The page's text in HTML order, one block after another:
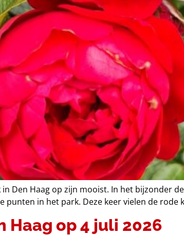
Den Haag op zijn mooist. In het bijzonder
punten in het park. Deze keer vielen de
Haag op 4 juli 2026